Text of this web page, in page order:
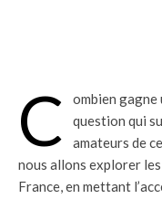
C
ombien gagne
question qui
amateurs de
nous allons explorer
France, en mettant